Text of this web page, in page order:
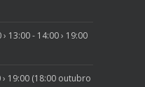
13:00 - 14:00 › 19:00
19:00 (18:00 outubro